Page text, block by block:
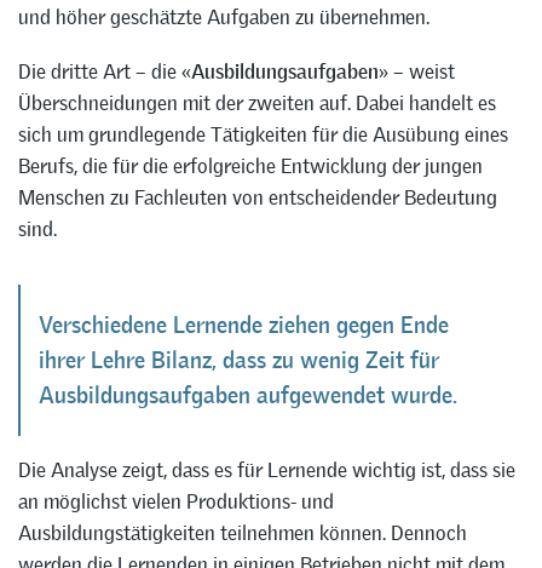
und höher geschätzte Aufgaben zu übernehmen.
Die dritte Art – die «Ausbildungsaufgaben» – weist
Überschneidungen mit der zweiten auf. Dabei handelt es
sich um grundlegende Tätigkeiten für die Ausübung eines
Berufs, die für die erfolgreiche Entwicklung der jungen
Menschen zu Fachleuten von entscheidender Bedeutung
sind.
Verschiedene Lernende ziehen gegen Ende
ihrer Lehre Bilanz, dass zu wenig Zeit für
Ausbildungsaufgaben aufgewendet wurde.
Die Analyse zeigt, dass es für Lernende wichtig ist, dass sie
an möglichst vielen Produktions- und
Ausbildungstätigkeiten teilnehmen können. Dennoch